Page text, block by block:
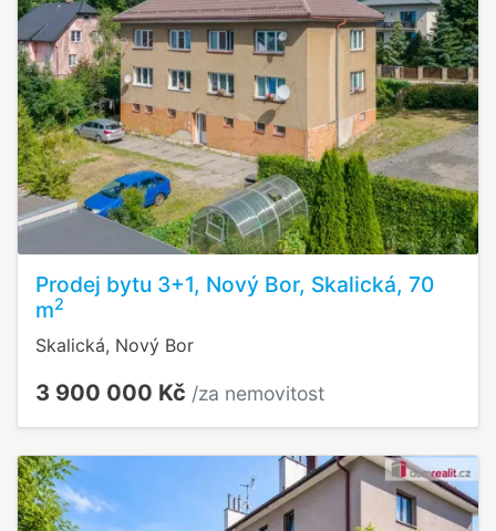
Prodej bytu 3+1, Nový Bor, Skalická, 70
m2
Skalická, Nový Bor
3 900 000 Kč /za nemovitost